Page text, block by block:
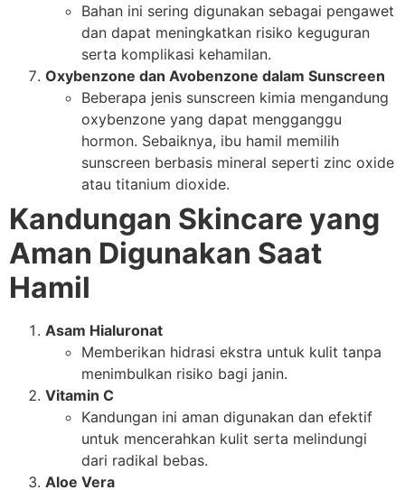
Bahan ini sering digunakan sebagai pengawet
dan dapat meningkatkan risiko keguguran
serta komplikasi kehamilan.
Oxybenzone dan Avobenzone dalam Sunscreen
Beberapa jenis sunscreen kimia mengandung
oxybenzone yang dapat mengganggu
hormon. Sebaiknya, ibu hamil memilih
sunscreen berbasis mineral seperti zinc oxide
atau titanium dioxide.
Kandungan Skincare yang
Aman Digunakan Saat
Hamil
Asam Hialuronat
Memberikan hidrasi ekstra untuk kulit tanpa
menimbulkan risiko bagi janin.
Vitamin C
Kandungan ini aman digunakan dan efektif
untuk mencerahkan kulit serta melindungi
dari radikal bebas.
Aloe Vera